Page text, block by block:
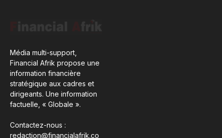
Média multi-support,
Financial Afrik propose une
information financière
stratégique aux cadres et
dirigeants. Une information
factuelle, « Globale ».
Contactez-nous :
redaction@financialafrik.co